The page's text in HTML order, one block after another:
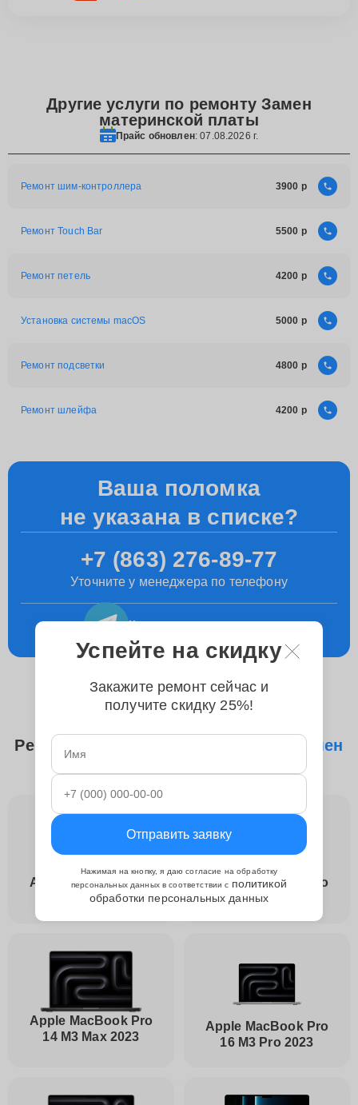
Другие услуги по ремонту Замен
материнской платы
Прайс обновлен: 07.08.2026 г.
Ремонт шим-контроллера 3900
Ремонт Touch Bar 5500
Ремонт петель 4200
Установка системы macOS 5000
Ремонт подсветки 4800
Ремонт шлейфа 4200
Ваша поломка
не указана в списке?
+7 (863) 276-89-77
Уточните у менеджера по телефону
Консультацияв телеграм
Ремонтируем следующие модели
Замен
материнской платы Apple
Apple MacBook Pro
14 M3 2023
Apple MacBook Pro
14 M3 Pro 2023
Apple MacBook Pro
14 M3 Max 2023
Apple MacBook Pro
16 M3 Pro 2023
Успейте на скидку
Закажите ремонт сейчас и
получите скидку 25%!
Отправить заявку
Нажимая на кнопку, я даю согласие на обработку
персональных данных в соответствии с политикой
обработки персональных данных